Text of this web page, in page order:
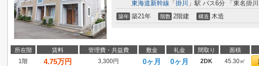
東海道新幹線 「 掛川 」駅 バス6分 「東名掛
築年 築21年 階数 2階建 構造 木造
所在階 賃料 管理費・共益費 敷金 礼金 間取り 面積
1階
4.75万円 3,300円 0ヶ月 0ヶ月 2DK 45.30㎡